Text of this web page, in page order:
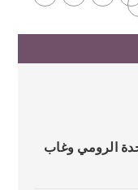
حضرت ماجدة الرومي وغاب